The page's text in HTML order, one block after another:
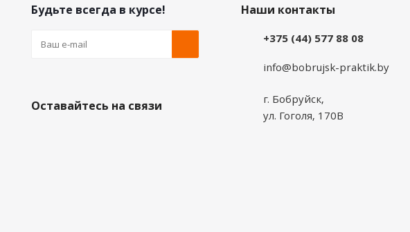
Будьте всегда в курсе!
Оставайтесь на связи
Наши контакты
+375 (44) 577 88 08
info@bobrujsk-praktik.by
г. Бобруйск,
ул. Гоголя, 170В